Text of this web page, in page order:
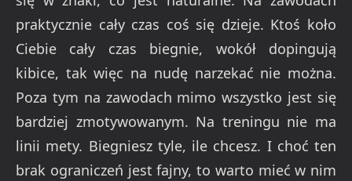
praktycznie cały czas coś się dzieje. Ktoś koło
Ciebie cały czas biegnie, wokół dopingują
kibice, tak więc na nudę narzekać nie można.
Poza tym na zawodach mimo wszystko jest się
bardziej zmotywowanym. Na treningu nie ma
linii mety. Biegniesz tyle, ile chcesz. I choć ten
brak ograniczeń jest fajny, to warto mieć w nim